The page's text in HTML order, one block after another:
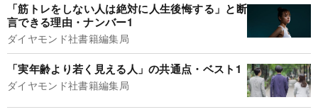
「筋トレをしない人は絶対に人生後悔する」と断
言できる理由・ナンバー1
ダイヤモンド社書籍編集局
「実年齢より若く見える人」の共通点・ベスト1
ダイヤモンド社書籍編集局